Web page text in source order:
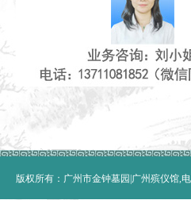
版权所有：广州市金钟墓园|广州殡仪馆